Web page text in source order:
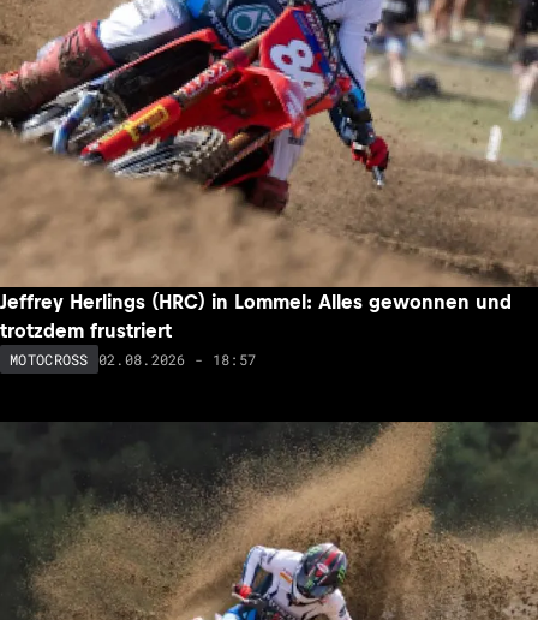
Jeffrey Herlings (HRC) in Lommel: Alles gewonnen und
trotzdem frustriert
MOTOCROSS 02.08.2026 - 18:57